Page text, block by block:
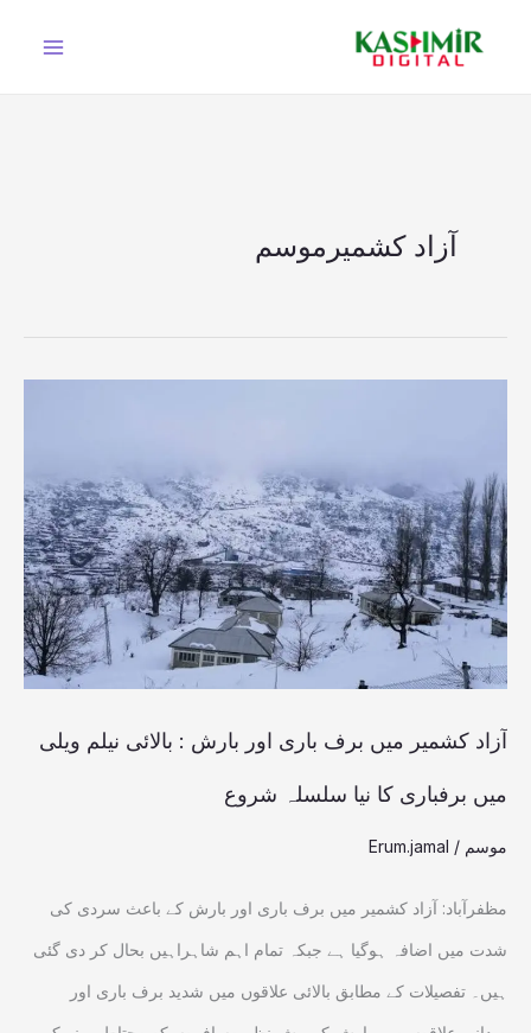
آزاد کشمیرموسم
آزاد کشمیر میں برف باری اور بارش : بالائی نیلم ویلی
میں برفباری کا نیا سلسلہ شروع
موسم /
Erum.jamal
مظفرآباد: آزاد کشمیر میں برف باری اور بارش کے باعث سردی کی
شدت میں اضافہ ہوگیا ہے جبکہ تمام اہم شاہراہیں بحال کر دی گئی
ہیں۔ تفصیلات کے مطابق بالائی علاقوں میں شدید برف باری اور
میں
برف
باری
اور
:
بالائی
ویلی
میں
برفباری
سلسلہ